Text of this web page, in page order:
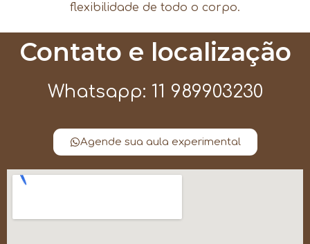
flexibilidade de todo o corpo.
Contato e localização
Whatsapp: 11 989903230
Agende sua aula experimental